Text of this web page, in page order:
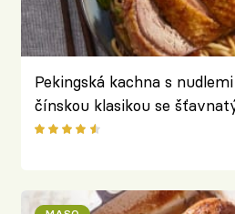
Pekingská kachna s
čínskou klasikou se
křupavou kůží